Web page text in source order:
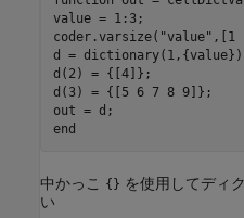
value = 1:3;
coder.varsize( "value" ,[1
d =
d(2) = {[4]};
d(3) = {[5 6 7 8 9]};
end
中かっこ {} を使用してディ
い